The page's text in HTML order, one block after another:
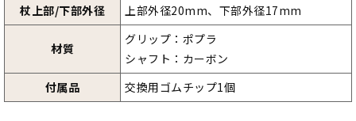
杖上部/下部外径
上部外径20mm、下部外径17mm
材質
グリップ：ポプラ
シャフト：カーボン
付属品
交換用ゴムチップ1個